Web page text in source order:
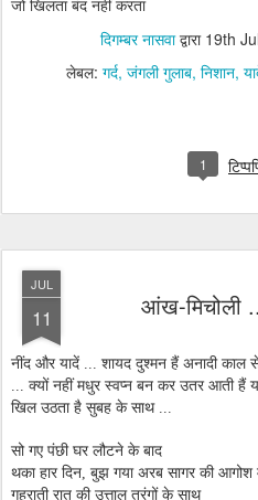
जो खिलता बंद नहीं करता
दिगम्बर नासवाद्वारा 19th
लेबल: गर्द जंगली गुलाब निशान
1
JUL
11 आंख-मिचोली
नींद और यादें ... शायद दुश्मन हैं अनादी काल
... क्यों नहीं मधुर स्वप्न बन कर उतर आती हैं
खिल उठता है सुबह के साथ ...
सो गए पंछी घर लौटने के बाद
थका हार दिन, बुझ गया अरब सागर की आगोश
गहराती रात की उत्ताल तरंगों के साथ